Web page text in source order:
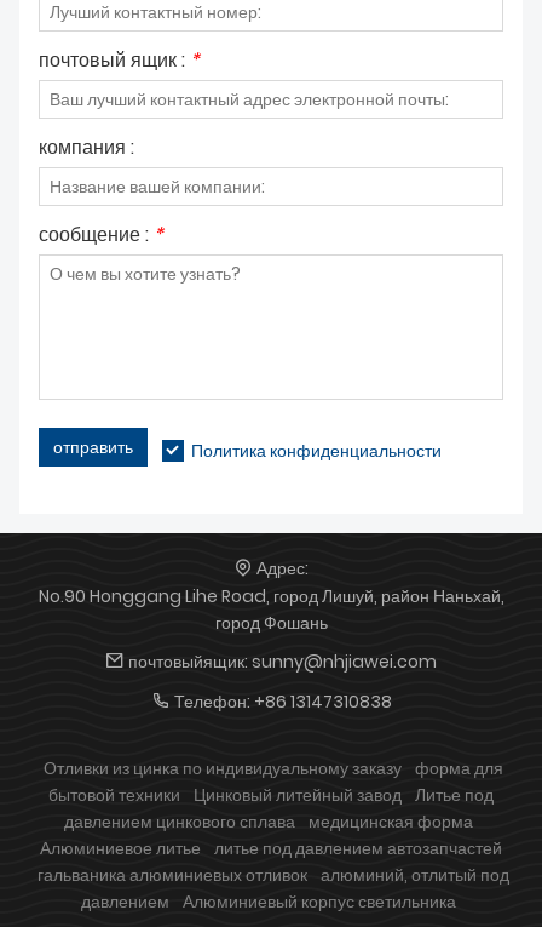
почтовый ящик : *
компания :
сообщение : *
отправить Политика конфиденциальности
Адрес:
No.90 Honggang Lihe Road, город Лишуй, район Наньхай,
город Фошань
почтовыйящик: sunny@nhjiawei.com
Телефон: +86 13147310838
Отливки из цинка по индивидуальному заказу форма для
бытовой техники
Цинковый литейный завод Литье под
давлением цинкового сплава медицинская форма
Алюминиевое литье литье под давлением автозапчастей
гальваника алюминиевых отливок алюминий, отлитый под
давлением Алюминиевый корпус светильника